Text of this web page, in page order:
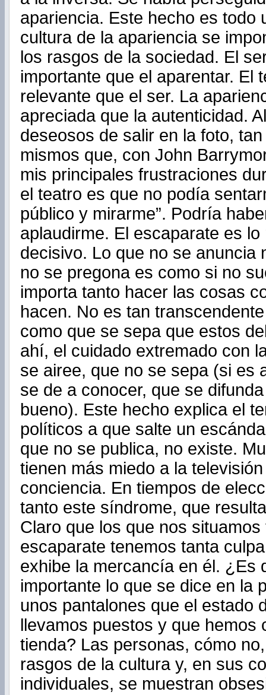
apariencia. Este hecho es todo
cultura de la apariencia se
los rasgos de la sociedad. El
importante que el aparentar. El
relevante que el ser. La
apreciada que la autenticidad.
deseosos de salir en la foto,
mismos que, con John
mis principales frustraciones
el teatro es que no podía
público y mirarme”. Podría
aplaudirme. El escaparate es lo
decisivo. Lo que no se anuncia
no se pregona es como si no
importa tanto hacer las cosas
hacen. No es tan
como que se sepa que estos
ahí, el cuidado extremado con
se airee, que no se sepa (si es
se de a conocer, que se
bueno). Este hecho explica el
políticos a que salte un
que no se publica, no existe.
tienen más miedo a la
conciencia. En tiempos de
tanto este síndrome, que
Claro que los que nos situamos
escaparate tenemos tanta
exhibe la mercancía en él. ¿Es
importante lo que se dice en la
unos pantalones que el estado
llevamos puestos y que hemos
tienda? Las personas, cómo
rasgos de la cultura y, en sus
individuales, se muestran